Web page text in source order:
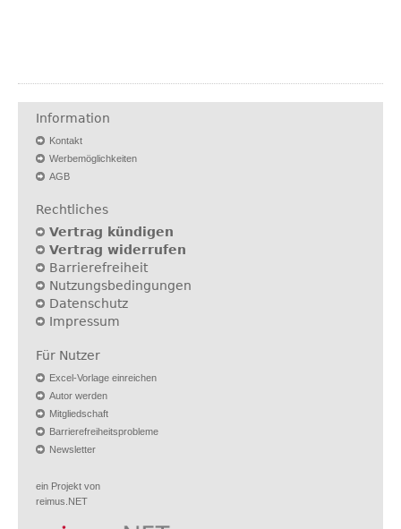
Information
Kontakt
Werbemöglichkeiten
AGB
Rechtliches
Vertrag kündigen
Vertrag widerrufen
Barrierefreiheit
Nutzungsbedingungen
Datenschutz
Impressum
Für Nutzer
Excel-Vorlage einreichen
Autor werden
Mitgliedschaft
Barrierefreiheitsprobleme
Newsletter
ein Projekt von
reimus.NET